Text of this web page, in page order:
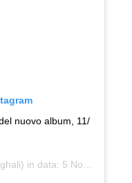
nuovo album, 11/
in data: 5 Nov 2019 alle ore 12:02 PST